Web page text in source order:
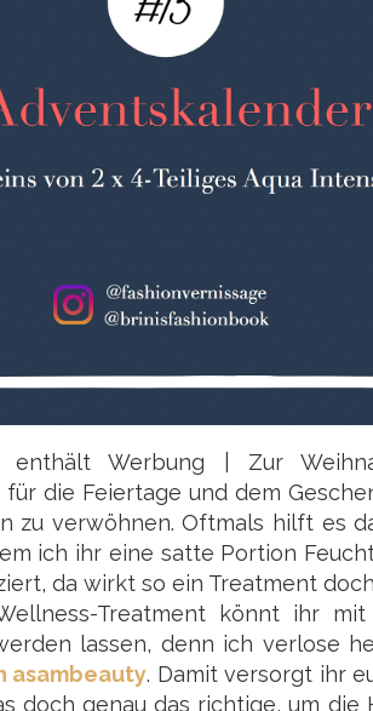
enthält Werbung | Zur
die Feiertage und dem
zu verwöhnen. Oftmals hilft es
ich ihr eine satte Portion
da wirkt so ein Treatment
Treatment könnt ihr
lassen, denn ich verlose
asambeauty. Damit versorgt ihr
doch genau das richtige, um